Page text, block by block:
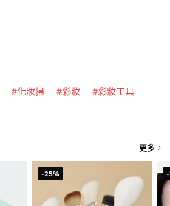
化妝掃 彩妝
彩妝工具
更多
-25%